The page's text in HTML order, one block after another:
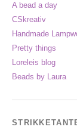
A bead a day
CSkreativ
Handmade
Pretty things
Loreleis blog
Beads by Laura